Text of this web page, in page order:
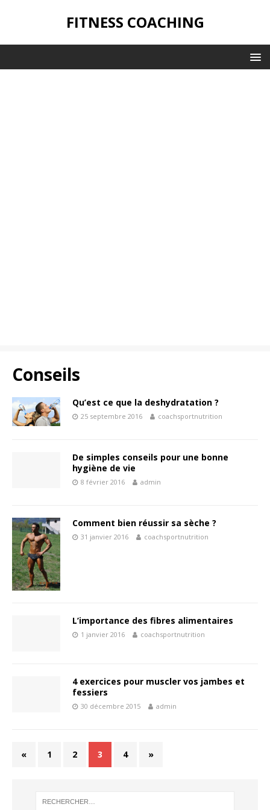
FITNESS COACHING
Conseils
Qu’est ce que la deshydratation ?
25 septembre 2016 coachsportnutrition
De simples conseils pour une bonne
hygiène de vie
8 février 2016 admin
Comment bien réussir sa sèche ?
31 janvier 2016 coachsportnutrition
L’importance des fibres alimentaires
1 janvier 2016 coachsportnutrition
4 exercices pour muscler vos jambes et
fessiers
30 décembre 2015 admin
« 1 2 3 4 »